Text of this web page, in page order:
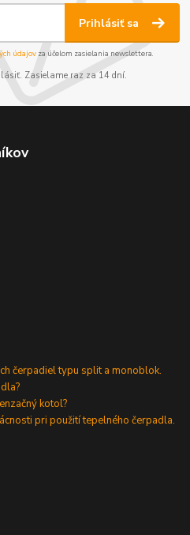
Prihlásiť sa
údajov za účelom zasielania newslettera.
Zasielame raz za 14 dní.
čerpadiel typu split a monoblok.
kotol?
pri použití tepelného čerpadla.